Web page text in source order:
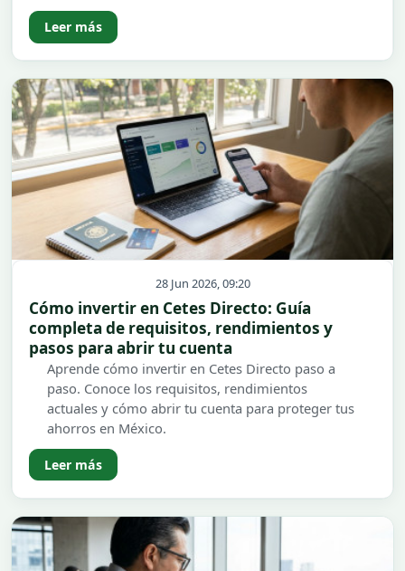
Leer más
28 Jun 2026, 09:20
Cómo invertir en Cetes Directo: Guía
completa de requisitos, rendimientos y
pasos para abrir tu cuenta
Aprende cómo invertir en Cetes Directo paso a
paso. Conoce los requisitos, rendimientos
actuales y cómo abrir tu cuenta para proteger tus
ahorros en México.
Leer más